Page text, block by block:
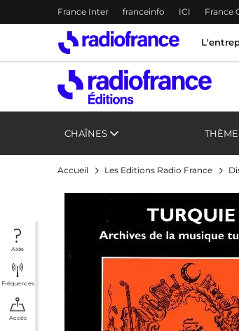
Accès direct :
Menu principal
France Inter franceinfo ICI France
Menu
CHAÎNES
Aide
Fréquences
Accès
Accueil Les Editions Radio France